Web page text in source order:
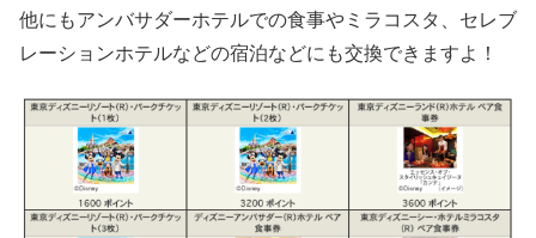
他にもアンバサダーホテルでの食事やミラコスタ、セレブ
レーションホテルなどの宿泊などにも交換できますよ！